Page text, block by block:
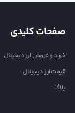
صفحات کلیدی
خرید و فروش ارز دیجیتال
قیمت ارز دیجیتال
بلاگ